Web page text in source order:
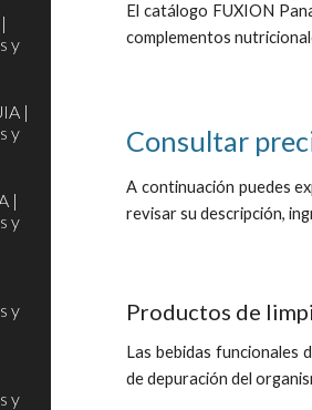
y
|
y
|
y
y
y
El catálogo FUXION
complementos
Consultar
A continuación puedes
revisar su descripción,
Productos de
Las bebidas funcionales
de depuración del